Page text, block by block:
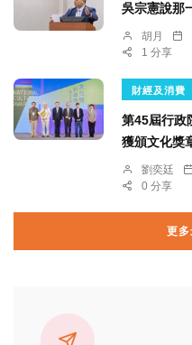
吳宗憲說那
胡月
1 分享
財經及消費
第45屆行政
獲頒文化獎
劉奕廷
0 分享
更多